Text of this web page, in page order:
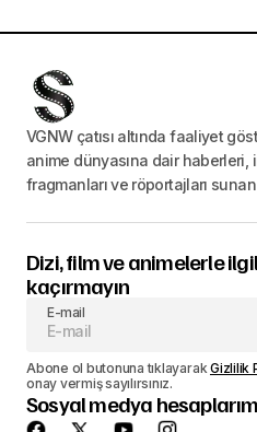
VGNW çatısı altında faaliyet
anime dünyasına dair haberleri,
fragmanları ve röportajları
Dizi, film ve animelerle
kaçırmayın
E-mail
Abone ol butonuna tıklayarakGizlilik
onay vermiş sayılırsınız.
Sosyal medya